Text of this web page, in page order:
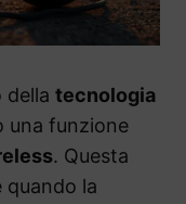
della tecnologia
una funzione
. Questa
quando la